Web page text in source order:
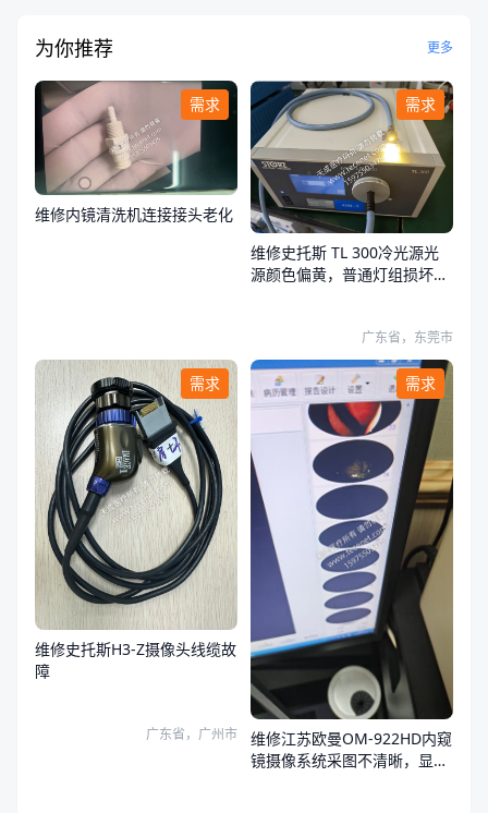
为你推荐 更多
需求
维修内镜清洗机连接接头老化
需求
维修史托斯 TL 300冷光源光
源颜色偏黄，普通灯组损坏，
广东省，东莞市
需求
维修史托斯H3-Z摄像头线缆故
障
广东省，广州市
需求
维修江苏欧曼OM-922HD内窥
镜摄像系统采图不清晰，显示